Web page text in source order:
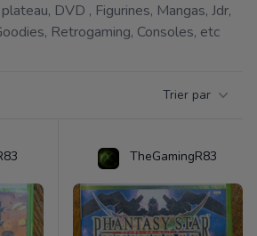
DVD , Figurines, Mangas, Jdr,
Retrogaming, Consoles, etc
Trier par
TheGamingR83